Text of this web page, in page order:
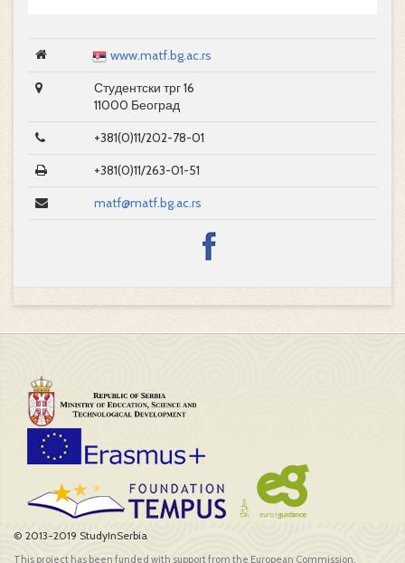
www.matf.bg.ac.rs
Студентски трг 16
11000 Београд
+381(0)11/202-78-01
+381(0)11/263-01-51
matf@matf.bg.ac.rs
© 2013-2019 StudyInSerbia
This project has been funded with support from the European Commission.